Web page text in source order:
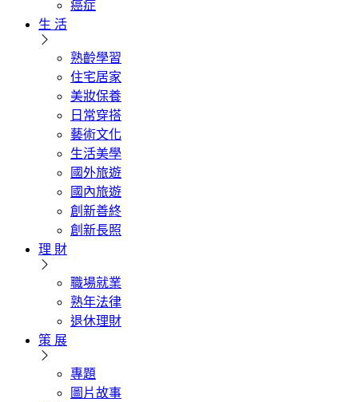
癌症
生 活
熟齡學習
住宅居家
美妝保養
日常穿搭
藝術文化
生活美學
國外旅遊
國內旅遊
創新善終
創新長照
理 財
職場就業
熟年法律
退休理財
策 展
專題
圖片故事